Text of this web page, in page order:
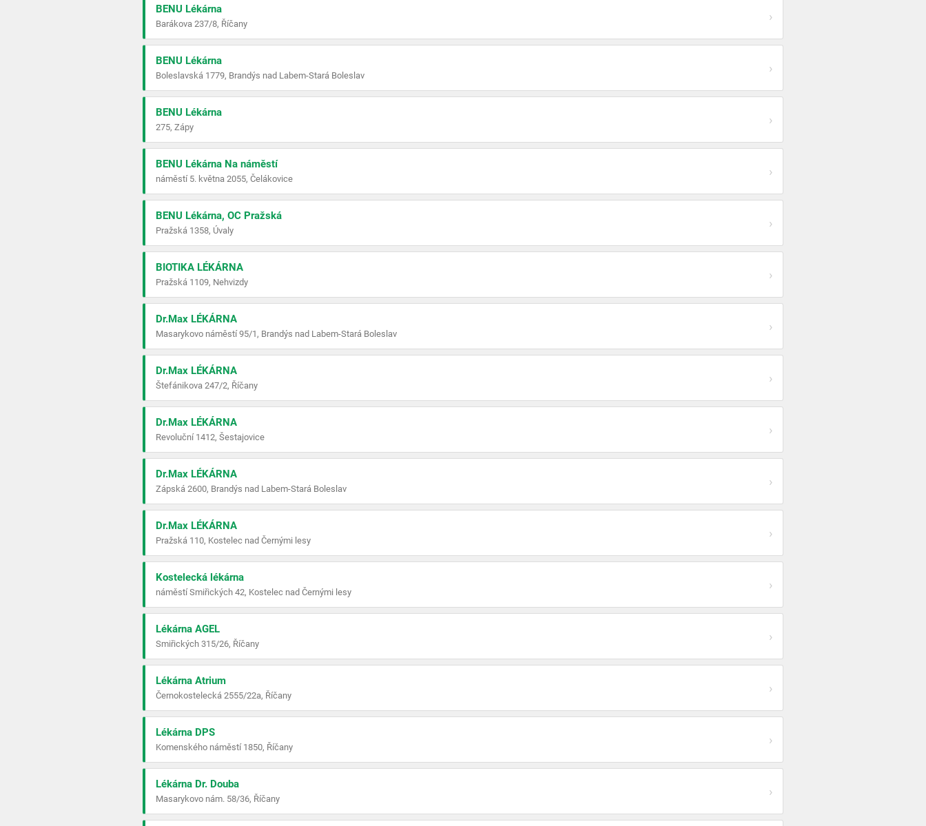
BENU Lékárna
Barákova 237/8, Říčany
›
BENU Lékárna
Boleslavská 1779, Brandýs nad Labem-Stará Boleslav
›
BENU Lékárna
275, Zápy
›
BENU Lékárna Na náměstí
náměstí 5. května 2055, Čelákovice
›
BENU Lékárna, OC Pražská
Pražská 1358, Úvaly
›
BIOTIKA LÉKÁRNA
Pražská 1109, Nehvizdy
›
Dr.Max LÉKÁRNA
Masarykovo náměstí 95/1, Brandýs nad Labem-Stará Boleslav
›
Dr.Max LÉKÁRNA
Štefánikova 247/2, Říčany
›
Dr.Max LÉKÁRNA
Revoluční 1412, Šestajovice
›
Dr.Max LÉKÁRNA
Zápská 2600, Brandýs nad Labem-Stará Boleslav
›
Dr.Max LÉKÁRNA
Pražská 110, Kostelec nad Černými lesy
›
Kostelecká lékárna
náměstí Smiřických 42, Kostelec nad Černými lesy
›
Lékárna AGEL
Smiřických 315/26, Říčany
›
Lékárna Atrium
Černokostelecká 2555/22a, Říčany
›
Lékárna DPS
Komenského náměstí 1850, Říčany
›
Lékárna Dr. Douba
Masarykovo nám. 58/36, Říčany
›